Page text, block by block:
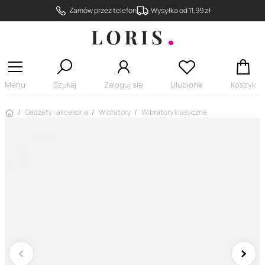
Zamów przez telefon Wysyłka od 11,99 zł
Menu Szukaj Zaloguj się Ulubione Koszyk
Strona główna
Gadżety i akcesoria Wibratory Wibratory klasyczne